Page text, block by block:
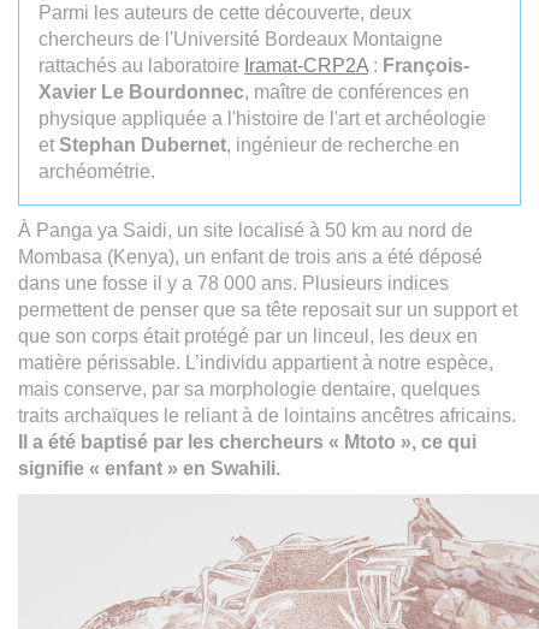
Parmi les auteurs de cette découverte, deux
chercheurs de l'Université Bordeaux Montaigne
rattachés au laboratoire Iramat-CRP2A : François-
Xavier Le Bourdonnec, maître de conférences en
physique appliquée a l'histoire de l'art et archéologie
et Stephan Dubernet, ingénieur de recherche en
archéométrie.
À Panga ya Saidi, un site localisé à 50 km au nord de
Mombasa (Kenya), un enfant de trois ans a été déposé
dans une fosse il y a 78 000 ans. Plusieurs indices
permettent de penser que sa tête reposait sur un support et
que son corps était protégé par un linceul, les deux en
matière périssable. L’individu appartient à notre espèce,
mais conserve, par sa morphologie dentaire, quelques
traits archaïques le reliant à de lointains ancêtres africains.
Il a été baptisé par les chercheurs « Mtoto », ce qui
signifie « enfant » en Swahili.